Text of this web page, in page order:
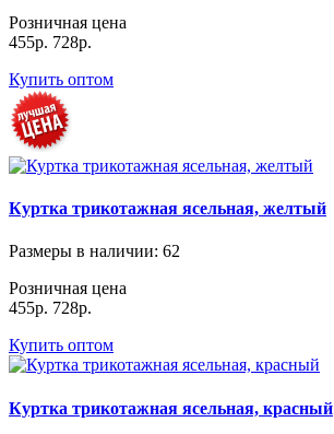
Розничная цена
455р. 728р.
Купить оптом
Куртка трикотажная ясельная, желтый
Размеры в наличии: 62
Розничная цена
455р. 728р.
Купить оптом
Куртка трикотажная ясельная, красный